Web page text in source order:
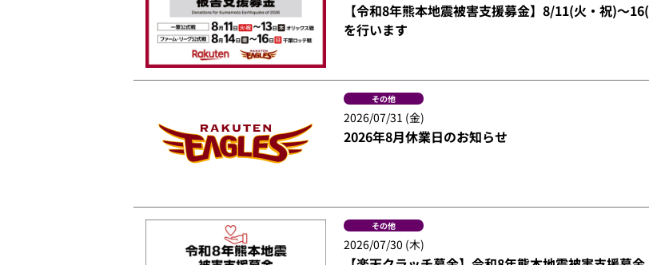
【令和8年熊本地震被害支援募金】8/11(火・祝)～
を行います
その他
2026/07/31 (金)
2026年8月休業日のお知らせ
その他
2026/07/30 (木)